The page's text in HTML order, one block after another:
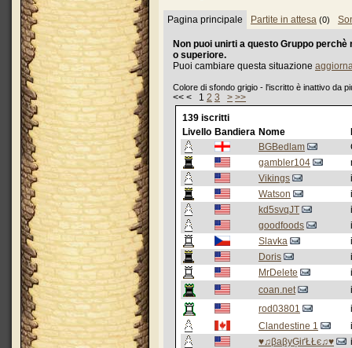
Pagina principale Partite in attesa (0)
Non puoi unirti a questo Gruppo
o superiore.
Puoi cambiare questa situazione
Colore di sfondo grigio - l'iscritto è inattivo da
<< < 1 2 3 > >>
139 iscritti
Livello Bandiera Nome
BGBedlam
gambler104
Vikings
Watson
kd5svqJT
goodfoods
Slavka
Doris
MrDelete
coan.net
rod03801
Clandestine 1
♥♫βaβyĢіґŁŁє♫♥